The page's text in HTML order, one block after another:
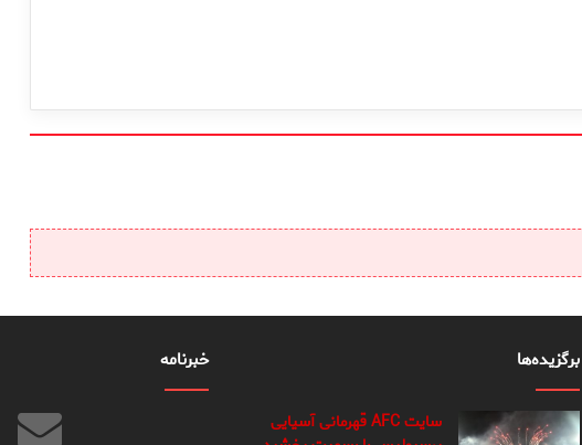
برگزیده‌ها
سایت AFC قهرمانی آسیایی
خبرنامه